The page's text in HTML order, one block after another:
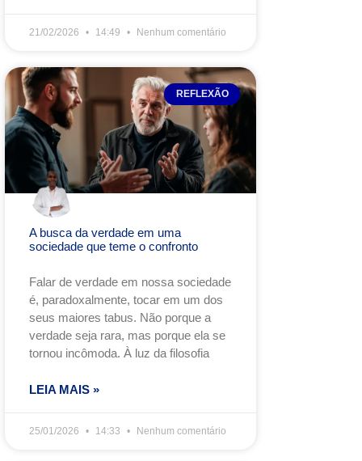
21/02/2026 14:49 Nenhum comentário
REFLEXÃO
A busca da verdade em uma
sociedade que teme o confronto
Falar de verdade em nossa sociedade
é, paradoxalmente, tocar em um dos
seus maiores tabus. Não porque a
verdade seja rara, mas porque ela se
tornou incômoda. À luz da filosofia
LEIA MAIS »
25/01/2026 14:33 Nenhum comentário